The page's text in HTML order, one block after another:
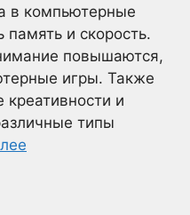
в компьютерные
память и скорость.
повышаются,
игры. Также
и
типы